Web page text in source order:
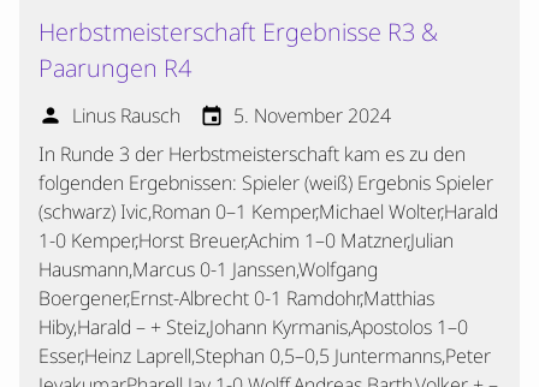
Herbstmeisterschaft Ergebnisse R3 &
Paarungen R4
person Linus Rausch event 5. November 2024
In Runde 3 der Herbstmeisterschaft kam es zu den
folgenden Ergebnissen: Spieler (weiß) Ergebnis Spieler
(schwarz) Ivic,Roman 0–1 Kemper,Michael Wolter,Harald
1-0 Kemper,Horst Breuer,Achim 1–0 Matzner,Julian
Hausmann,Marcus 0-1 Janssen,Wolfgang
Boergener,Ernst-Albrecht 0-1 Ramdohr,Matthias
Hiby,Harald – + Steiz,Johann Kyrmanis,Apostolos 1–0
Esser,Heinz Laprell,Stephan 0,5–0,5 Juntermanns,Peter